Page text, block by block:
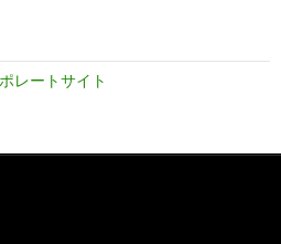
レートサイト